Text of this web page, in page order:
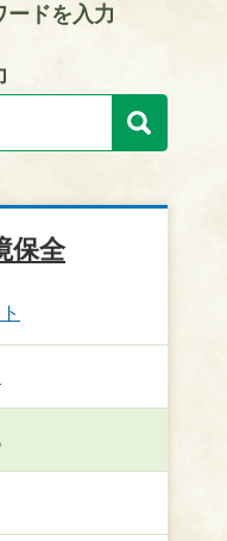
ードを入力
保全